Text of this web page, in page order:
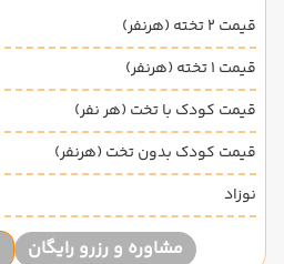
قیمت 2 تخته (هرنفر)
قیمت 1 تخته (هرنفر)
قیمت کودک با تخت (هر نفر)
قیمت کودک بدون تخت (هرنفر)
نوزاد
مشاوره و رزرو رایگان